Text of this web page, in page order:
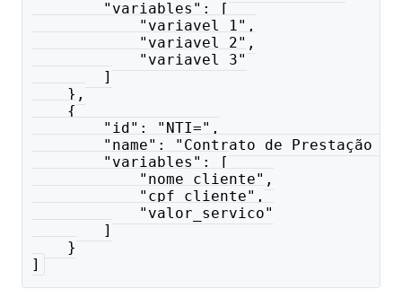
        "variables": [
            "variavel 1",
            "variavel 2",
            "variavel 3"
        ]
    },
    {
        "id": "NTI=",
"name": "Contrato de Prestação
        "variables": [
            "nome_cliente",
            "cpf_cliente",
            "valor_servico"
        ]
    }
]